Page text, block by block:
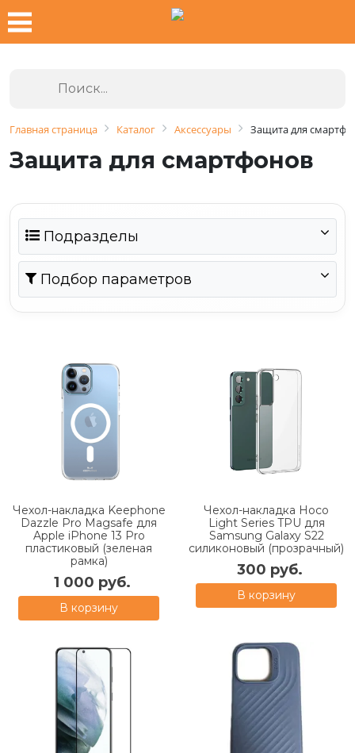
Главная страница Каталог Аксессуары Защита для
Защита для смартфонов
Подразделы
Подбор параметров
Чехол-накладка Keephone
Dazzle Pro Magsafe для
Apple iPhone 13 Pro
пластиковый (зеленая
рамка)
1 000 руб.
В корзину
Чехол-накладка Hoco
Light Series TPU для
Samsung Galaxy S22
силиконовый (прозрачный)
300 руб.
В корзину